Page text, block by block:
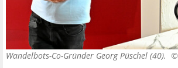
Wandelbots-Co-Gründer Georg Püschel (40). ©